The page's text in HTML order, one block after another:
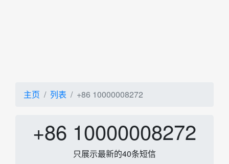
主页 列表 +86 10000008272
+86 10000008272
只展示最新的40条短信